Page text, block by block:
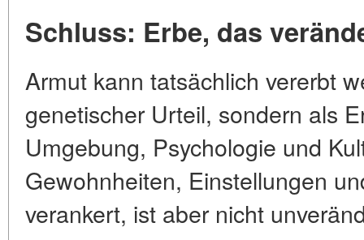
Schluss: Erbe, das
Armut kann tatsächlich vererbt
genetischer Urteil, sondern als
Umgebung, Psychologie und
Gewohnheiten, Einstellungen
verankert, ist aber nicht